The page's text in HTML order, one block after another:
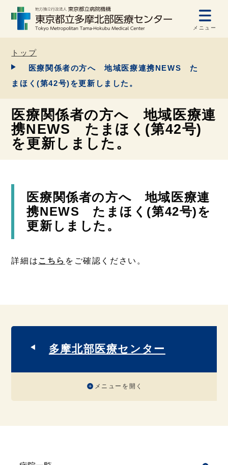
メニュー
トップ
医療関係者の方へ 地域医療連携NEWS た
まほく(第42号)を更新しました。
医療関係者の方へ 地域医療連
携NEWS たまほく(第42号)
を更新しました。
医療関係者の方へ 地域医療連
携NEWS たまほく(第42号)を
更新しました。
詳細は こちら をご確認ください。
多摩北部医療センター
メニューを開く